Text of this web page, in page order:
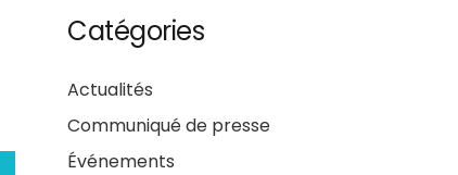
Catégories
Actualités
Communiqué de presse
Événements